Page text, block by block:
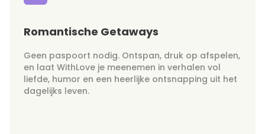
Romantische Getaways
Geen paspoort nodig. Ontspan, druk op afspelen,
en laat WithLove je meenemen in verhalen vol
liefde, humor en een heerlijke ontsnapping uit het
dagelijks leven.